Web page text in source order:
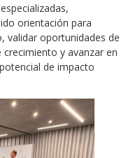
orientación para
validar oportunidades de
y avanzar en
de impacto